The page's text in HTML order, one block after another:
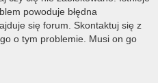
powoduje błędna
się forum. Skontaktuj się z
o tym problemie. Musi on go